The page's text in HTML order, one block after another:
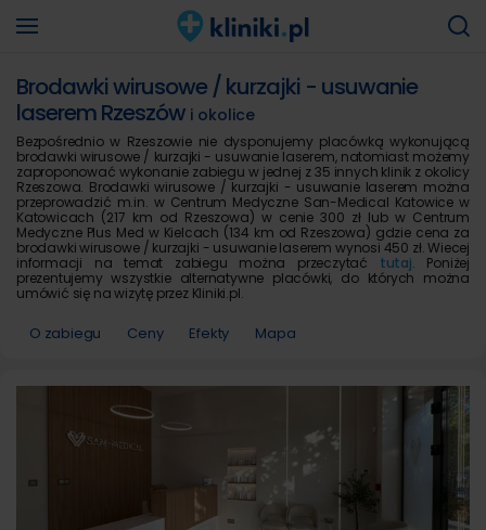
Brodawki wirusowe / kurzajki - usuwanie
laserem Rzeszów i okolice
Bezpośrednio w Rzeszowie nie dysponujemy placówką wykonującą
brodawki wirusowe / kurzajki - usuwanie laserem, natomiast możemy
zaproponować wykonanie zabiegu w jednej z 35 innych klinik z okolicy
Rzeszowa. Brodawki wirusowe / kurzajki - usuwanie laserem można
przeprowadzić m.in. w Centrum Medyczne San-Medical Katowice w
Katowicach (217 km od Rzeszowa) w cenie 300 zł lub w Centrum
Medyczne Plus Med w Kielcach (134 km od Rzeszowa) gdzie cena za
brodawki wirusowe / kurzajki - usuwanie laserem wynosi 450 zł. Wiecej
informacji na temat zabiegu można przeczytać tutaj. Poniżej
prezentujemy wszystkie alternatywne placówki, do których można
umówić się na wizytę przez Kliniki.pl.
O zabiegu Ceny Efekty Mapa